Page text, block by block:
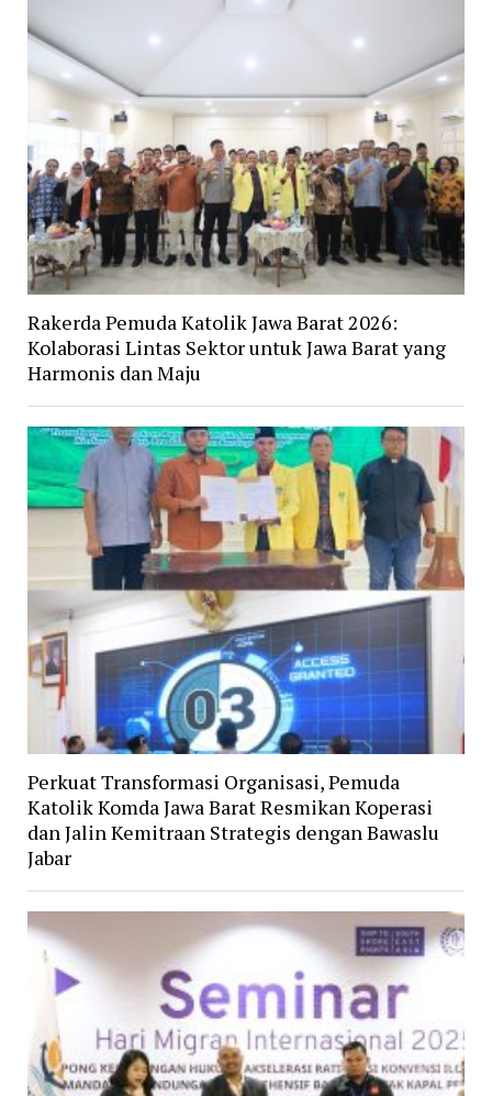
Rakerda Pemuda Katolik Jawa Barat 2026:
Kolaborasi Lintas Sektor untuk Jawa Barat yang
Harmonis dan Maju
Perkuat Transformasi Organisasi, Pemuda
Katolik Komda Jawa Barat Resmikan Koperasi
dan Jalin Kemitraan Strategis dengan Bawaslu
Jabar